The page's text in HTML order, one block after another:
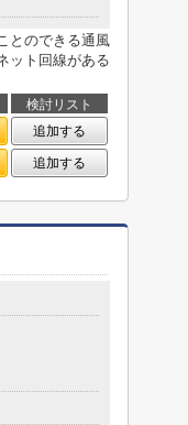
とのできる通風
ット回線がある
検討リスト
追加する
追加する